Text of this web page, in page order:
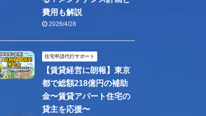
費用も解説
2026/4/28
住宅申請代行サポート
【賃貸経営に朗報】東京
都で総額218億円の補助
金〜賃貸アパート住宅の
貸主を応援〜